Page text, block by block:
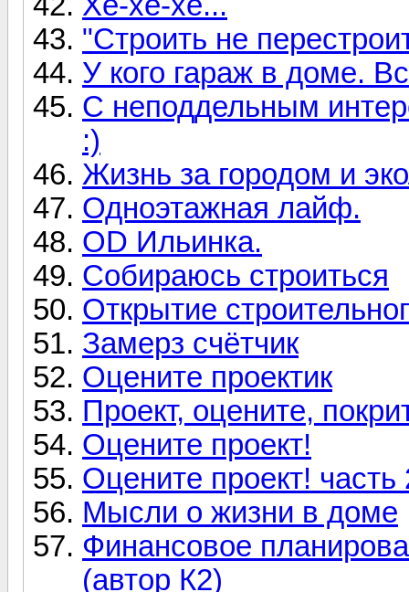
"Строить не
У кого гараж в доме.
С неподдельным
:)
Жизнь за городом и
Одноэтажная лайф.
OD Ильинка.
Собираюсь строиться
Открытие
Замерз счётчик
Оцените проектик
Проект, оцените,
Оцените проект!
Оцените проект!
Мысли о жизни в доме
Финансовое
(автор К2)